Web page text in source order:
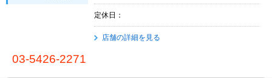
定休日：
店舗の詳細を見る
03-5426-2271